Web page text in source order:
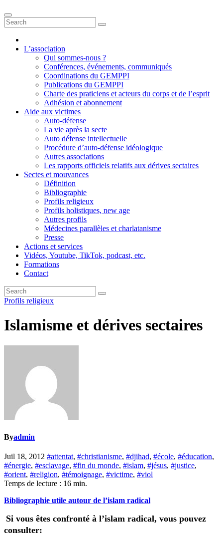
L’association
Qui sommes-nous ?
Conférences, événements, communiqués
Coordinations du GEMPPI
Publications du GEMPPI
Charte des praticiens et acteurs du corps et de l’esprit
Adhésion et abonnement
Aide aux victimes
Auto-défense
La vie après la secte
Auto défense intellectuelle
Procédure d’auto-défense idéologique
Autres associations
Les rapports officiels relatifs aux dérives sectaires
Sectes et mouvances
Définition
Bibliographie
Profils religieux
Profils holistiques, new age
Autres profils
Médecines parallèles et charlatanisme
Presse
Actions et services
Vidéos, Youtube, TikTok, podcast, etc.
Formations
Contact
Profils religieux
Islamisme et dérives sectaires
Byadmin
Juil 18, 2012 #attentat, #christianisme, #djihad, #école, #éducation,
#énergie, #esclavage, #fin du monde, #islam, #jésus, #justice,
#orient, #religion, #témoignage, #victime, #viol
Temps de lecture : 16 min.
Bibliographie utile autour de l’islam radical
Si vous êtes confronté à l’islam radical, vous pouvez
consulter: